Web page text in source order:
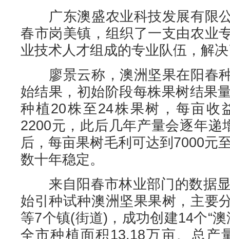
广东澳盛农业科技发展有限
春市岗美镇，组织了一支由农业
业技术人才组成的专业队伍，解
廖景云称，澳洲坚果在阳春
始结果，初始阶段每株果树结果
种植20株至24株果树，每亩收
2200元，此后几年产量会逐年递
后，每亩果树毛利可达到7000元
数十年稳定。
来自阳春市林业部门的数据显
始引种试种澳洲坚果果树，主要
等7个镇(街道)，成功创建14个“
全市种植面积13.18万亩、总产